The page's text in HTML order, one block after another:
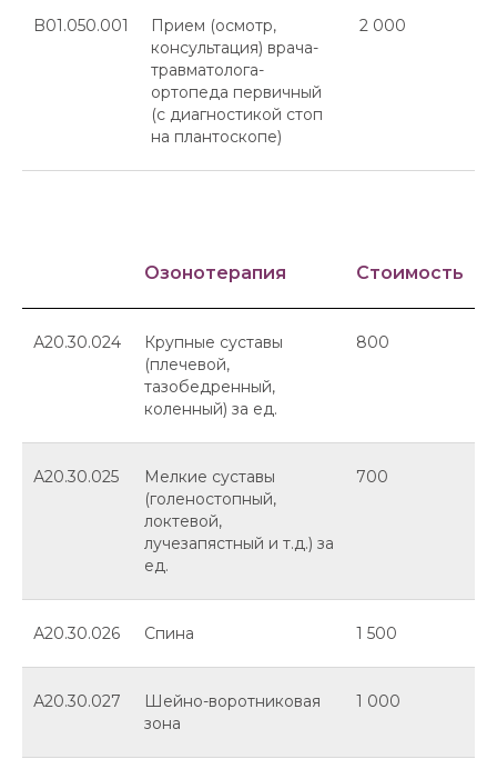
B01.050.001
Прием (осмотр,
консультация) врача-
травматолога-
ортопеда первичный
(с диагностикой стоп
на плантоскопе)
2 000
Озонотерапия Стоимость
А20.30.024
Крупные суставы
(плечевой,
тазобедренный,
коленный) за ед.
800
А20.30.025
Мелкие суставы
(голеностопный,
локтевой,
лучезапястный и т.д.) за
ед.
700
А20.30.026 Спина 1 500
А20.30.027
Шейно-воротниковая
зона
1 000